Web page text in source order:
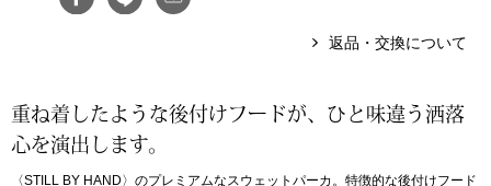
ダーウェア
ボディバッグ
リュック･バッ
ボストンバッグ
返品・交換について
重ね着したような後付けフードが、ひと味違う洒落
心を演出します。
〈STILL BY HAND〉のプレミアムなスウェットパーカ。特徴的な後付けフード